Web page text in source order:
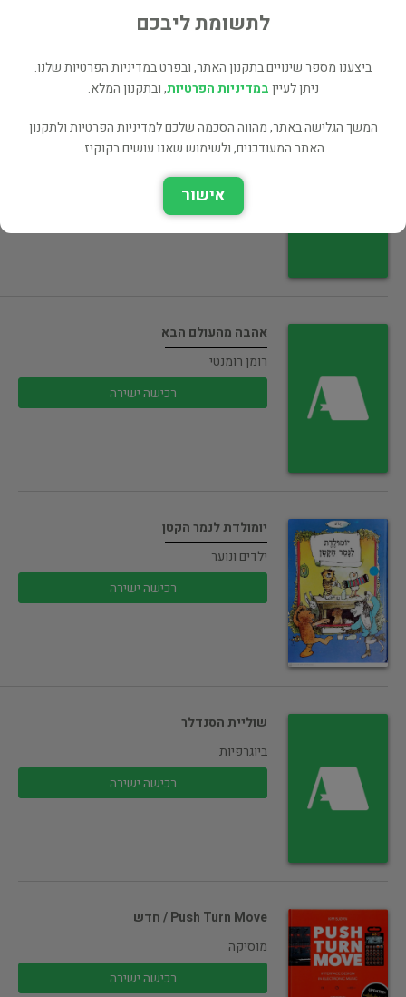
איש עם חזון -דוד בן גוריון…
אהבה מהעולם הבא
רומן רומנטי
רכישה ישירה
יומולדת לנמר הקטן
ילדים ונוער
רכישה ישירה
שוליית הסנדלר
ביוגרפיות
רכישה ישירה
Push Turn Move / חדש
מוסיקה
רכישה ישירה
לתשומת ליבכם
ביצענו מספר שינויים בתקנון האתר, ובפרט במדיניות הפרטיות שלנו.
ניתן לעייןבמדיניות הפרטיות, ובתקנון המלא.
המשך הגלישה באתר, מהווה הסכמה שלכם למדיניות הפרטיות ולתקנון
האתר המעודכנים, ולשימוש שאנו עושים בקוקיז.
אישור